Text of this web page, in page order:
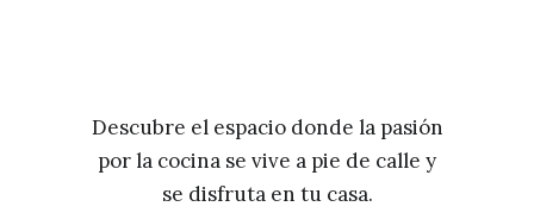
Descubre el espacio donde la pasión
por la cocina se vive a pie de calle y
se disfruta en tu casa.